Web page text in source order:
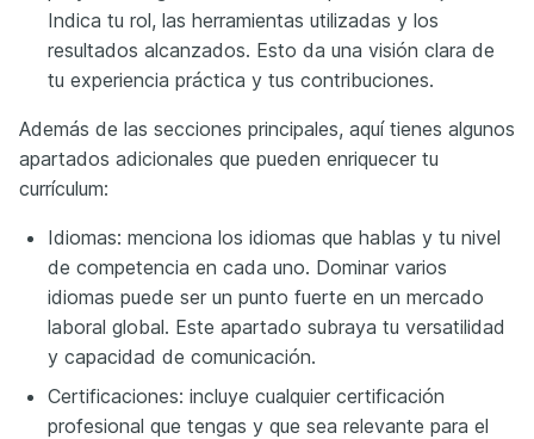
Indica tu rol, las herramientas utilizadas y los
resultados alcanzados. Esto da una visión clara de
tu experiencia práctica y tus contribuciones.
Además de las secciones principales, aquí tienes algunos
apartados adicionales que pueden enriquecer tu
currículum:
Idiomas: menciona los idiomas que hablas y tu nivel
de competencia en cada uno. Dominar varios
idiomas puede ser un punto fuerte en un mercado
laboral global. Este apartado subraya tu versatilidad
y capacidad de comunicación.
Certificaciones: incluye cualquier certificación
profesional que tengas y que sea relevante para el